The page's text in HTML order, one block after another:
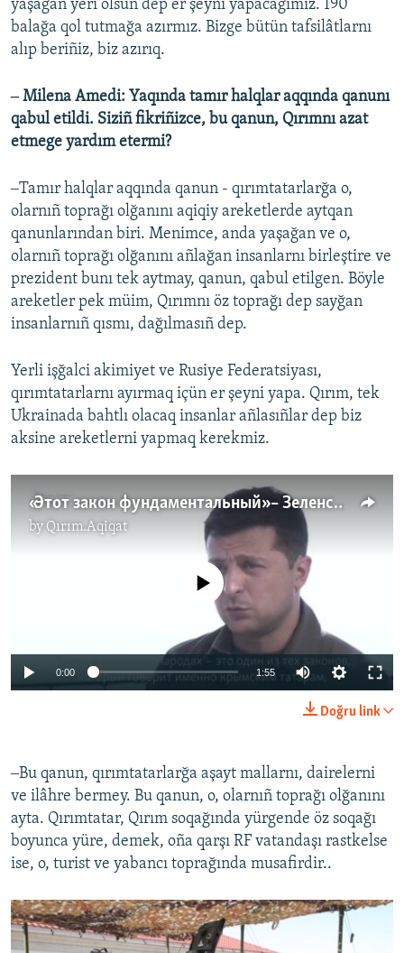
yaşağan yeri olsun dep er şeyni yapacağımız. 190
balağa qol tutmağa azırmız. Bizge bütün tafsilâtlarnı
alıp beriñiz, biz azırıq.
‒ Milena Amedi: Yaqında tamır halqlar aqqında qanunı
qabul etildi. Siziñ fikriñizce, bu qanun, Qırımnı azat
etmege yardım etermi?
‒Tamır halqlar aqqında qanun - qırımtatarlarğa o,
olarnıñ toprağı olğanını aqiqiy areketlerde aytqan
qanunlarından biri. Menimce, anda yaşağan ve o,
olarnıñ toprağı olğanını añlağan insanlarnı birleştire ve
prezident bunı tek aytmay, qanun, qabul etilgen. Böyle
areketler pek müim, Qırımnı öz toprağı dep sayğan
insanlarnıñ qısmı, dağılmasıñ dep.
Yerli işğalci akimiyet ve Rusiye Federatsiyası,
qırımtatarlarnı ayırmaq içün er şeyni yapa. Qırım, tek
Ukrainada bahtlı olacaq insanlar añlasıñlar dep biz
aksine areketlerni yapmaq kerekmiz.
«Этот закон фундаментальный» – Зеленский про закон о коренных народах Украины (видео)
by Qırım.Aqiqat
No media source currently available
0:00 1:55
Doğru link
‒Bu qanun, qırımtatarlarğa aşayt mallarnı, dairelerni
ve ilâhre bermey. Bu qanun, o, olarnıñ toprağı olğanını
ayta. Qırımtatar, Qırım soqağında yürgende öz soqağı
boyunca yüre, demek, oña qarşı RF vatandaşı rastkelse
ise, o, turist ve yabancı toprağında musafirdir..